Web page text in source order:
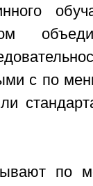
с по
по